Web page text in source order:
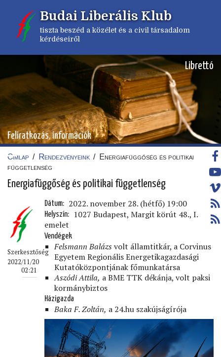
tartalomra
Budai Liberális Klub
tiszta beszéd a közélet és a civil társadalom
kérdéseiről
Librettó
Feliratkozás, információk
Morzsa
Címlap / Rendezvényeink /
Energiafüggőség és politikai
függetlenség
Energiafüggőség és politikai függetlenség
Szerkesztőség
2022/11/20
02:21
Dátum 2022. november 28. (hétfő) 19:00
Helyszín
1027 Budapest, Margit körút 48., I.
emelet
Vendégek
Felsmann Balázs volt államtitkár, a Corvinus
Egyetem Regionális Energetikagazdasági
Kutatóközpontjának főmunkatársa
Aszódi Attila, a BME TTK dékánja, volt paksi
kormánybiztos
Házigazda
Baka F. Zoltán, a 24.hu szakújságírója